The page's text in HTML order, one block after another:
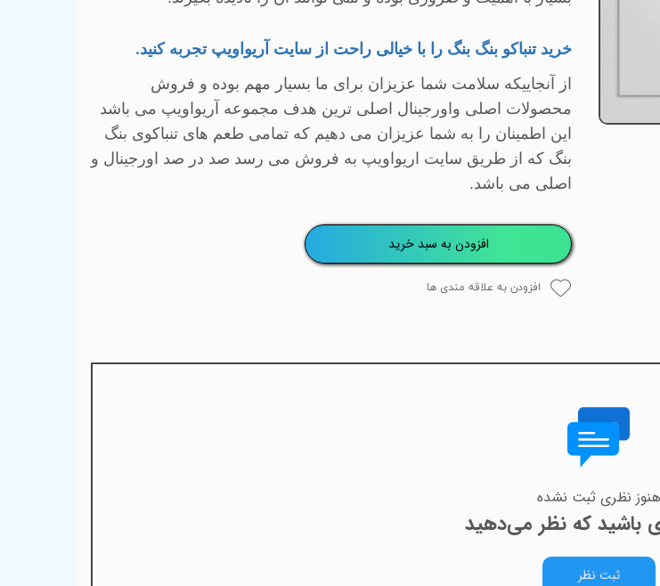
خرید تنباکو بنگ بنگ را با خیالی راحت از سایت آریواویپ تجربه کنید.
از آنجاییکه سلامت شما عزیزان برای ما بسیار مهم بوده و فروش
محصولات اصلی واورجینال اصلی ترین هدف مجموعه آریواویپ می باشد
این اطمینان را به شما عزیزان می دهیم که تمامی طعم های تنباکوی بنگ
بنگ که از طریق سایت اریواویپ به فروش می رسد صد در صد اورجینال و
اصلی می باشد.
افزودن به سبد خرید
افزودن به علاقه مندی ها
هنوز نظری ثبت نشده
باشید که نظر می‌دهید
ثبت نظر